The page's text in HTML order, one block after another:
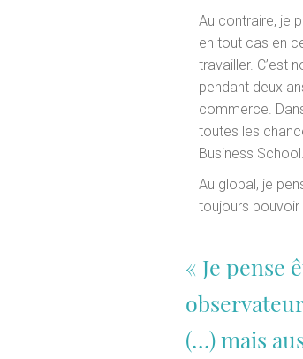
Au contraire, je
en tout cas en
travailler. C’est
pendant deux
commerce.
toutes les
Business School.
Au global, je
toujours pouvoir
« Je pense
(…) mais